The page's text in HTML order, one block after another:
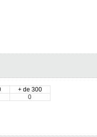
+ de 300
0